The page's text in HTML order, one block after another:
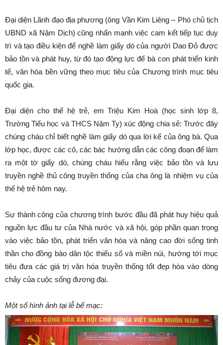
Đại diện Lãnh đạo địa phương (ông Vần Kim Liêng – Phó chủ tịch
UBND xã Nậm Dịch) cũng nhấn mạnh việc cam kết tiếp tục duy
trì và tạo điều kiện để nghề làm giấy dó của người Dao Đỏ được
bảo tồn và phát huy, từ đó tạo động lực để bà con phát triển kinh
tế, văn hóa bền vững theo mục tiêu của Chương trình mục tiêu
quốc gia.
Đại diện cho thế hệ trẻ, em Triệu Kim Hoà (học sinh lớp 8,
Trường Tiểu học và THCS Nậm Ty) xúc động chia sẻ: Trước đây
chúng cháu chỉ biết nghề làm giấy dó qua lời kể của ông bà. Qua
lớp học, được các cô, các bác hướng dẫn các công đoạn để làm
ra một tờ giấy dó, chúng cháu hiểu rằng việc bảo tồn và lưu
truyền nghề thủ công truyền thống của cha ông là nhiệm vụ của
thế hệ trẻ hôm nay.
Sự thành công của chương trình bước đầu đã phát huy hiệu quả
nguồn lực đầu tư của Nhà nước và xã hội, góp phần quan trọng
vào việc bảo tồn, phát triển văn hóa và nâng cao đời sống tinh
thần cho đồng bào dân tộc thiểu số và miền núi, hướng tới mục
tiêu đưa các giá trị văn hóa truyền thống tốt đẹp hòa vào dòng
chảy của cuộc sống đương đại.
Một số hình ảnh tại lễ bế mạc: